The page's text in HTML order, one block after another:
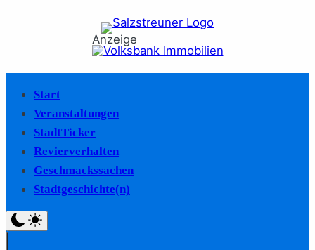
Anzeige
Start
Veranstaltungen
StadtTicker
Revierverhalten
Geschmackssachen
Stadtgeschichte(n)